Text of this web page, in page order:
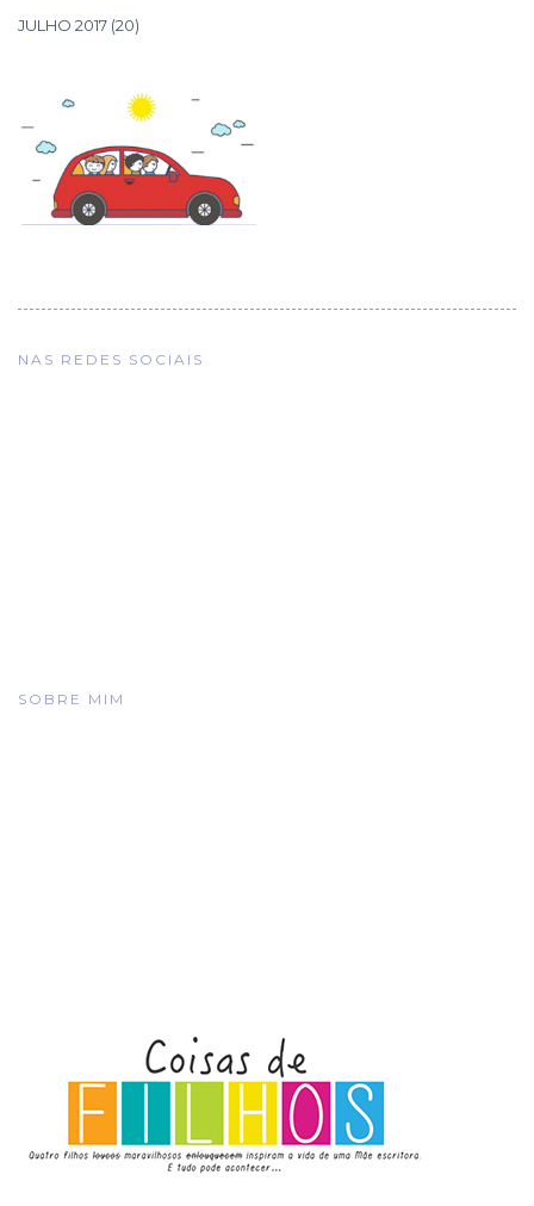
JULHO 2017 (20)
NAS REDES SOCIAIS
SOBRE MIM